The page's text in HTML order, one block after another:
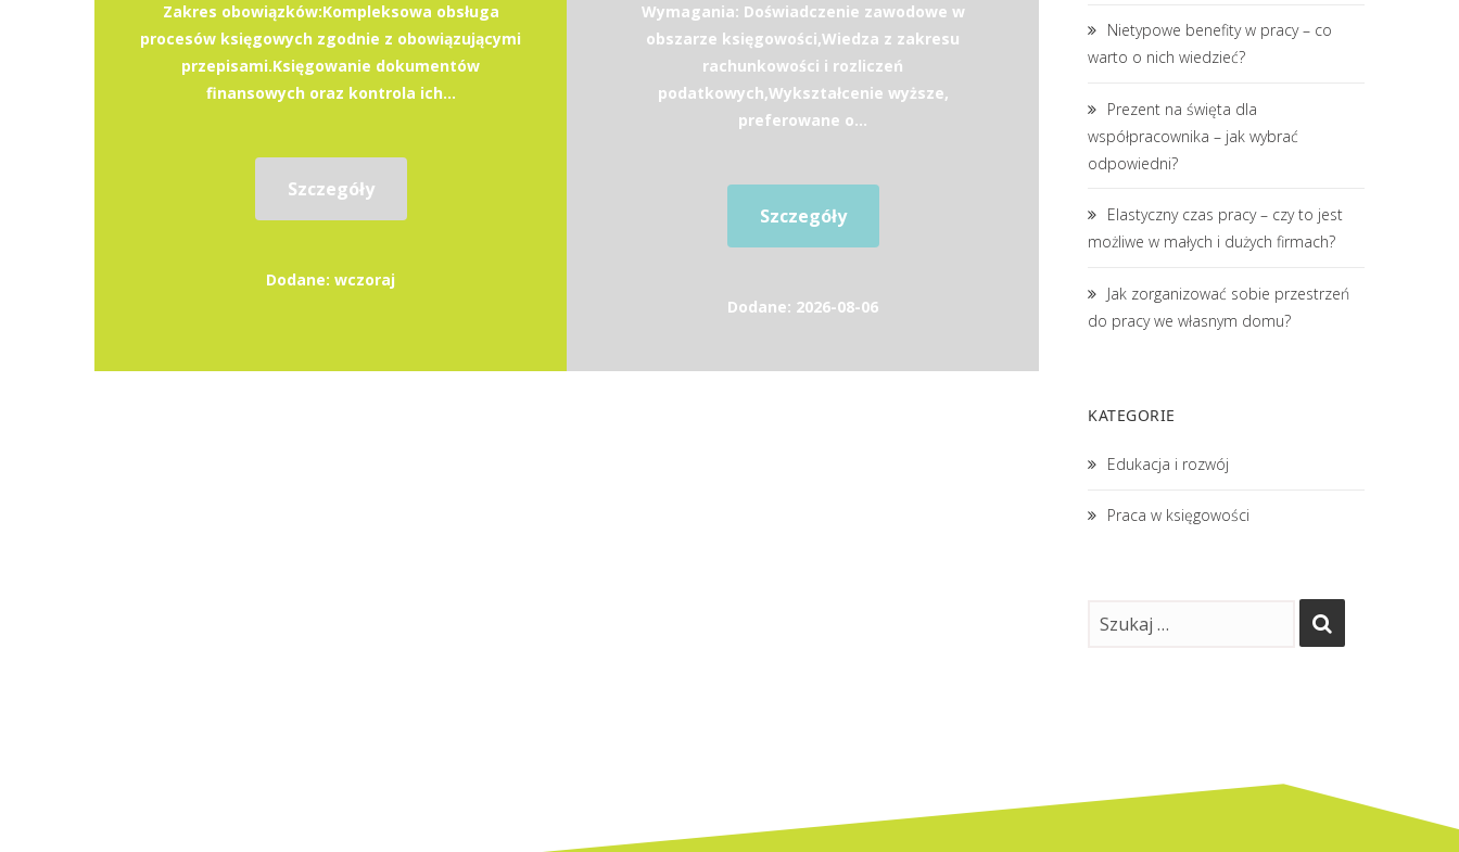
Zakres obowiązków:Kompleksowa obsługa
procesów księgowych zgodnie z obowiązującymi
przepisami.Księgowanie dokumentów
finansowych oraz kontrola ich...
Szczegóły
Dodane: wczoraj
Wymagania: Doświadczenie zawodowe w
obszarze księgowości,Wiedza z zakresu
rachunkowości i rozliczeń
podatkowych,Wykształcenie wyższe,
preferowane o...
Szczegóły
Dodane: 2026-08-06
Nietypowe benefity w pracy – co
warto o nich wiedzieć?
Prezent na święta dla
współpracownika – jak wybrać
odpowiedni?
Elastyczny czas pracy – czy to jest
możliwe w małych i dużych firmach?
Jak zorganizować sobie przestrzeń
do pracy we własnym domu?
KATEGORIE
Edukacja i rozwój
Praca w księgowości